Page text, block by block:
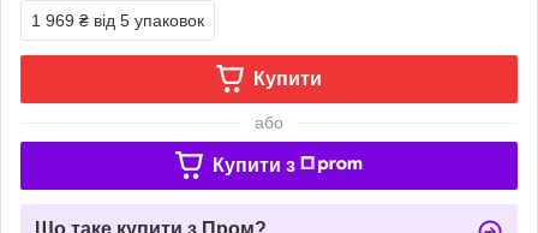
1 969 ₴ від 5 упаковок
Купити
або
Купити з
Що таке купити з Пром?